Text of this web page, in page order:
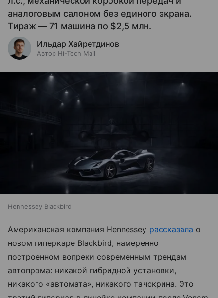
аналоговым салоном без единого экрана.
Тираж — 71 машина по $2,5 млн.
Ильдар Хайретдинов
Автор Hi-Tech Mail
Hennessey Blackbird
Американская компания Hennessey рассказала о
новом гиперкаре Blackbird, намеренно
построенном вопреки современным трендам
автопрома: никакой гибридной установки,
никакого «автомата», никакого тачскрина. Это